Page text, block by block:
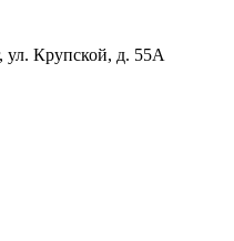
ул. Крупской, д. 55А